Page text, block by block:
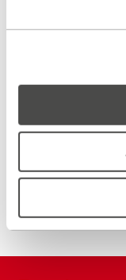
DIVENTA PARTNER